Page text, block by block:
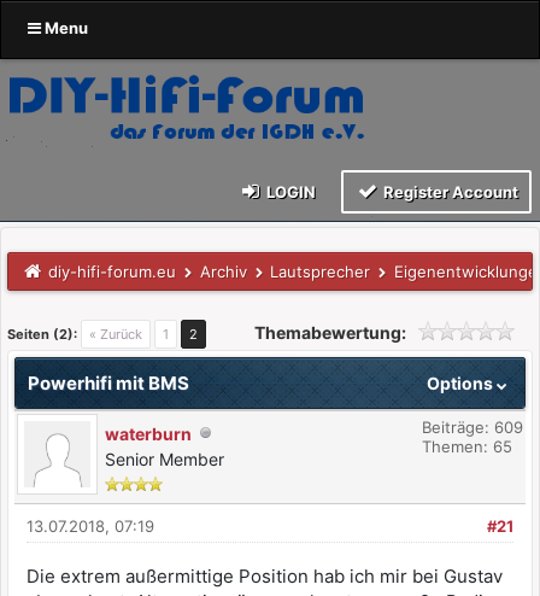
Menu
LOGIN Register Account
diy-hifi-forum.eu Archiv Lautsprecher
Seiten (2): « Zurück 1 2 Themabewertung:
Options
Powerhifi mit BMS
waterburn
Senior Member
Beiträge: 609
Themen: 65
#21
13.07.2018, 07:19
Die extrem außermittige Position hab ich mir bei Gustav